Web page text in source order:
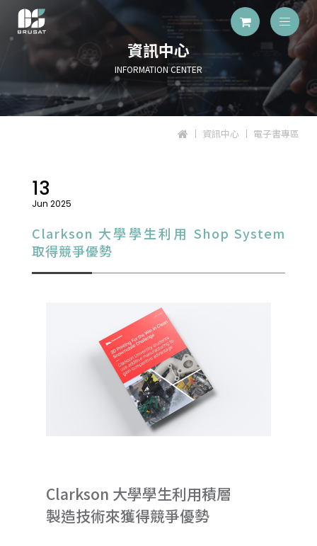
資訊中心
INFORMATION CENTER
資訊中心 電子書專區
13
Jun 2025
Clarkson 大學學生利用 Shop System
取得競爭優勢
Clarkson 大學學生利用積層
製造技術來獲得競爭優勢